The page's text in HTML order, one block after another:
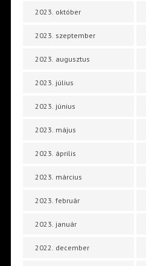
2023. október
2023. szeptember
2023. augusztus
2023. július
2023. június
2023. május
2023. április
2023. március
2023. február
2023. január
2022. december